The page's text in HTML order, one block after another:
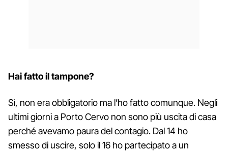
Hai fatto il tampone?
Sì, non era obbligatorio ma l’ho fatto comunque. Negli
ultimi giorni a Porto Cervo non sono più uscita di casa
perché avevamo paura del contagio. Dal 14 ho
smesso di uscire, solo il 16 ho partecipato a un